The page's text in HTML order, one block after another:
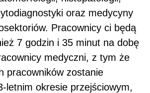
oraz medycyny
Pracownicy ci będą
7 godzin i 35 minut na dobę
medyczni, z tym że
pracowników zostanie
letnim okresie przejściowym,